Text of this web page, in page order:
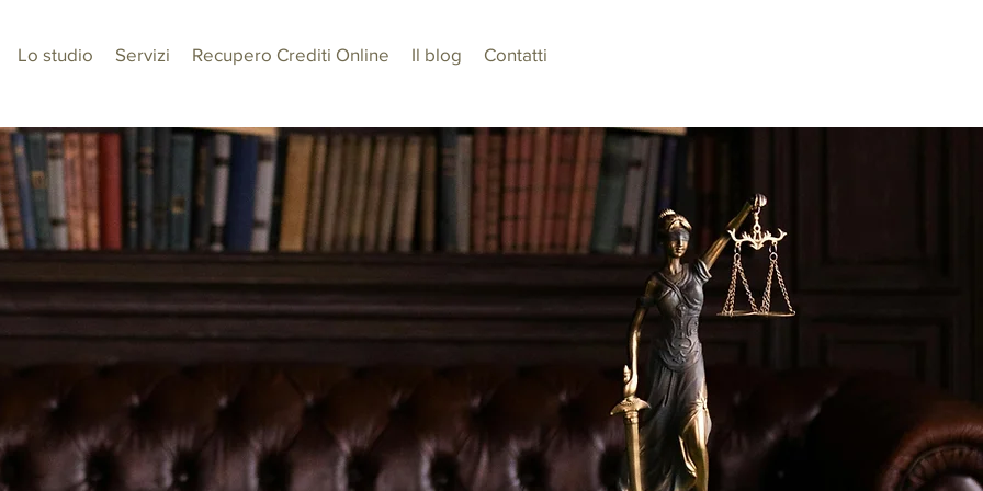
Lo studio Servizi Recupero Crediti Online Il blog Contatti